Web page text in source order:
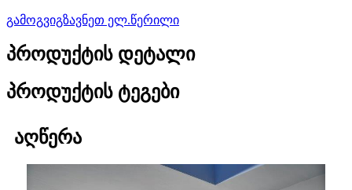
გამოგვიგზავნეთ ელ.წერილი
პროდუქტის დეტალი
პროდუქტის ტეგები
აღწერა